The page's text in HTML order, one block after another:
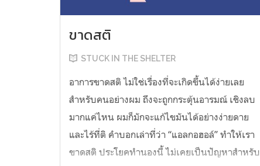
ขาดสติ
STUCK IN THE SHELTER
อาการขาดสติ ไม่ใช่เรื่องที่จะเกิดขึ้นได้ง่ายเลย
สำหรับคนอย่างผม ถึงจะถูกกระตุ้นอารมณ์ เชิงลบ
มากแค่ไหน ผมก็มักจะแก้ไขมันได้อย่างง่ายดาย
และไร้ที่ติ คำบอกเล่าที่ว่า “แอลกอฮอล์” ทำให้เรา
ขาดสติ ประโยคทำนองนี้ ไม่เคยเป็นปัญหาสำหรับ